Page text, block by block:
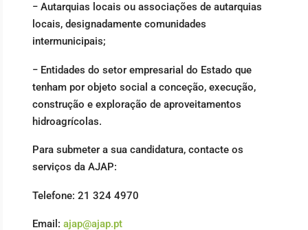
− Autarquias locais ou associações de autarquias
locais, designadamente comunidades
intermunicipais;
− Entidades do setor empresarial do Estado que
tenham por objeto social a conceção, execução,
construção e exploração de aproveitamentos
hidroagrícolas.
Para submeter a sua candidatura, contacte os
serviços da AJAP:
Telefone: 21 324 4970
Email: ajap@ajap.pt